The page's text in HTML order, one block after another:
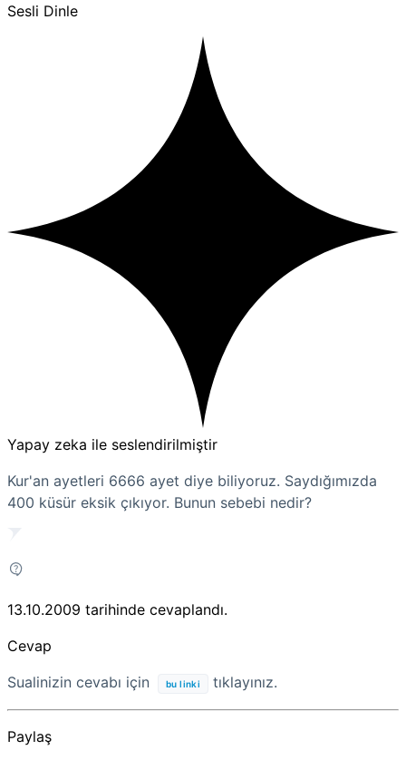
Sesli Dinle
Yapay zeka ile seslendirilmiştir
Kur'an ayetleri 6666 ayet diye biliyoruz. Saydığımızda
400 küsür eksik çıkıyor. Bunun sebebi nedir?
13.10.2009 tarihinde cevaplandı.
Cevap
Sualinizin cevabı için
bu linki tıklayınız.
Paylaş